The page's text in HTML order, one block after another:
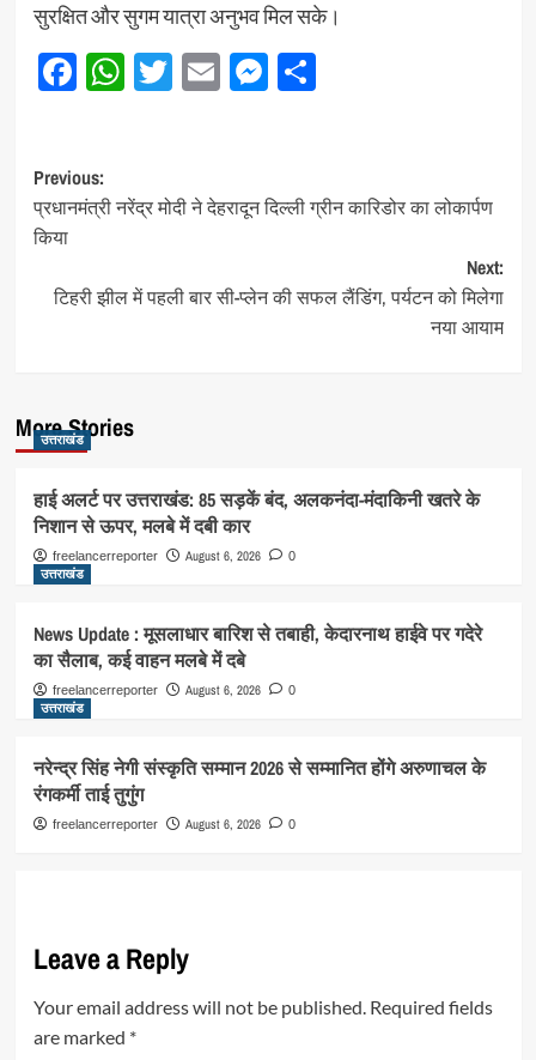
सुरक्षित और सुगम यात्रा अनुभव मिल सके।
Facebook
WhatsApp
Twitter
EmailMessenger
Share
Post
navigation
Previous:
प्रधानमंत्री नरेंद्र मोदी ने देहरादून दिल्ली ग्रीन कारिडोर का लोकार्पण
किया
Next:
टिहरी झील में पहली बार सी-प्लेन की सफल लैंडिंग, पर्यटन को मिलेगा
नया आयाम
More Stories
उत्तराखंड
हाई अलर्ट पर उत्तराखंड: 85 सड़कें बंद, अलकनंदा-मंदाकिनी खतरे के
निशान से ऊपर, मलबे में दबी कार
freelancerreporter August 6, 2026 0
उत्तराखंड
News Update : मूसलाधार बारिश से तबाही, केदारनाथ हाईवे पर गदेरे
का सैलाब, कई वाहन मलबे में दबे
freelancerreporter August 6, 2026 0
उत्तराखंड
नरेन्द्र सिंह नेगी संस्कृति सम्मान 2026 से सम्मानित होंगे अरुणाचल के
रंगकर्मी ताई तुगुंग
freelancerreporter August 6, 2026 0
Leave a Reply
Your email address will not be published. Required fields
are marked *